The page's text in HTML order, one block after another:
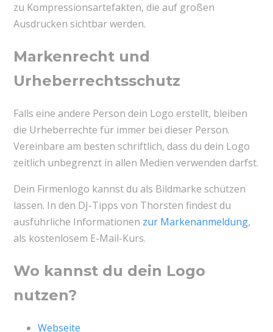
zu Kompressionsartefakten, die auf großen
Ausdrucken sichtbar werden.
Markenrecht und
Urheberrechtsschutz
Falls eine andere Person dein Logo erstellt, bleiben
die Urheberrechte für immer bei dieser Person.
Vereinbare am besten schriftlich, dass du dein Logo
zeitlich unbegrenzt in allen Medien verwenden darfst.
Dein Firmenlogo kannst du als Bildmarke schützen
lassen. In den DJ-Tipps von Thorsten findest du
ausführliche Informationen zur Markenanmeldung,
als kostenlosem E-Mail-Kurs.
Wo kannst du dein Logo
nutzen?
Webseite